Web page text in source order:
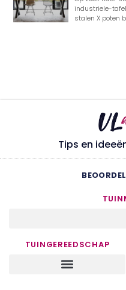
industriele-
stalen X poten
Tips en
TUINGEREEDSCHAP